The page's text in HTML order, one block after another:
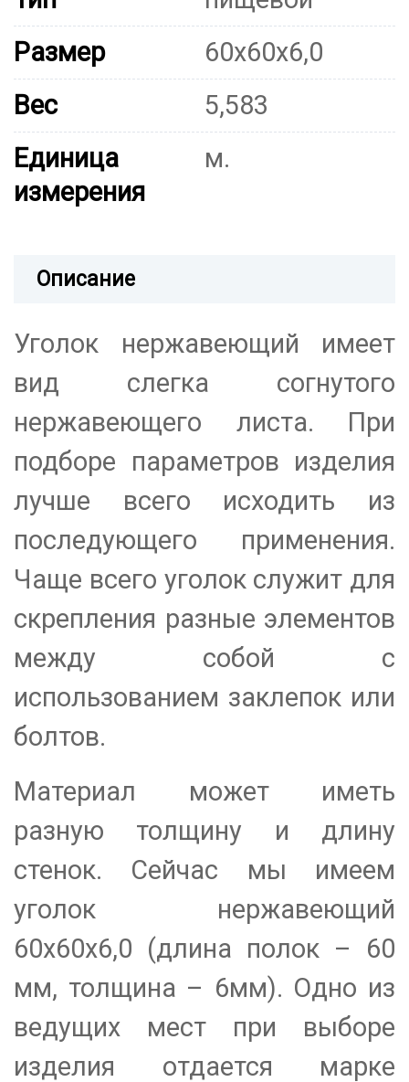
Размер
60х60х6,0
Вес
5,583
Единица
измерения
м.
Описание
Уголок нержавеющий имеет
вид слегка согнутого
нержавеющего листа. При
подборе параметров изделия
лучше всего исходить из
последующего применения.
Чаще всего уголок служит для
скрепления разные элементов
между собой с
использованием заклепок или
болтов.
Материал может иметь
разную толщину и длину
стенок. Сейчас мы имеем
уголок нержавеющий
60х60х6,0 (длина полок – 60
мм, толщина – 6мм). Одно из
ведущих мест при выборе
изделия отдается марке